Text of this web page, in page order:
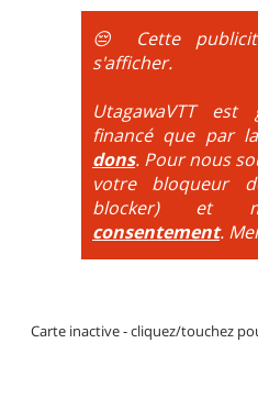
obligatoire.
DH / Gravity : Seule la
La montée est faite
mécanique. La difficulté
par des couleurs lorsqu'il
tout suspendu et
😔 Cette
s'afficher.
UtagawaVTT
financé que par
dons. Pour nous
votre bloqueur
blocker) et
consentement.